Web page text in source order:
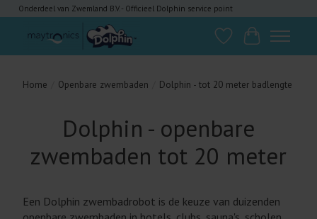
Onderdeel van Zwemland B.V. - Officieel Dolphin service point
VerlanglijstWinkelwagen
Home Openbare zwembaden Dolphin - tot 20 meter badlengte
Dolphin - openbare
zwembaden tot 20 meter
Een Dolphin zwembadrobot is de keuze van duizenden